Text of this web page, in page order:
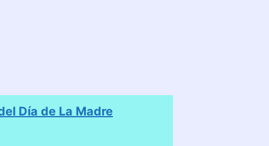
Día de La Madre